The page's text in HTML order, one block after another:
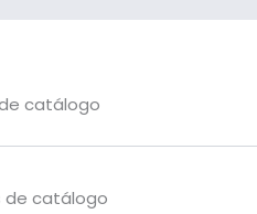
catálogo
de catálogo